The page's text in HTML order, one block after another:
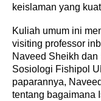
keislaman yang
Kuliah umum ini
visiting professor
Naveed Sheikh
Sosiologi Fishipol
paparannya,
tentang bagaimana